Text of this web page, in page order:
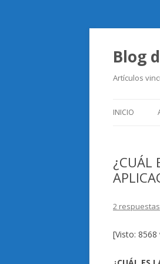
Blog
Artículos
INICIO
¿CUÁL
2 respuestas
[Visto: 8568